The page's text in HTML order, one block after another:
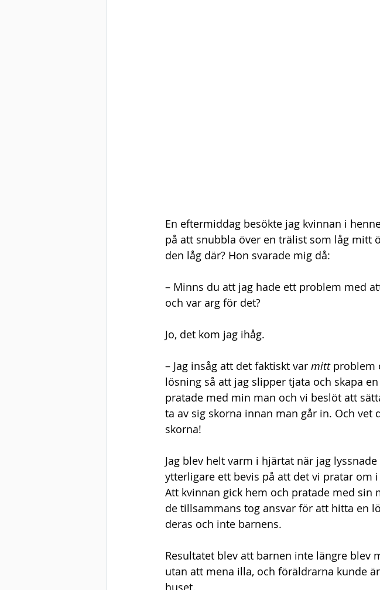
En eftermiddag besökte jag kvinnan i
på att snubbla över en trälist som låg mitt
den låg där? Hon svarade mig då:
– Minns du att jag hade ett problem med
och var arg för det?
Jo, det kom jag ihåg.
– Jag insåg att det faktiskt var mitt problem
lösning så att jag slipper tjata och skapa
pratade med min man och vi beslöt att
ta av sig skorna innan man går in. Och
skorna!
Jag blev helt varm i hjärtat när jag
ytterligare ett bevis på att det vi pratar om
Att kvinnan gick hem och pratade med
de tillsammans tog ansvar för att hitta en
deras och inte barnens.
Resultatet blev att barnen inte längre blev
utan att mena illa, och föräldrarna kunde
huset.